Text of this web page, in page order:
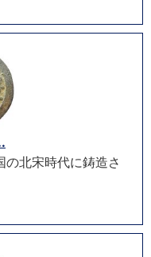
北宋時代に鋳造さ